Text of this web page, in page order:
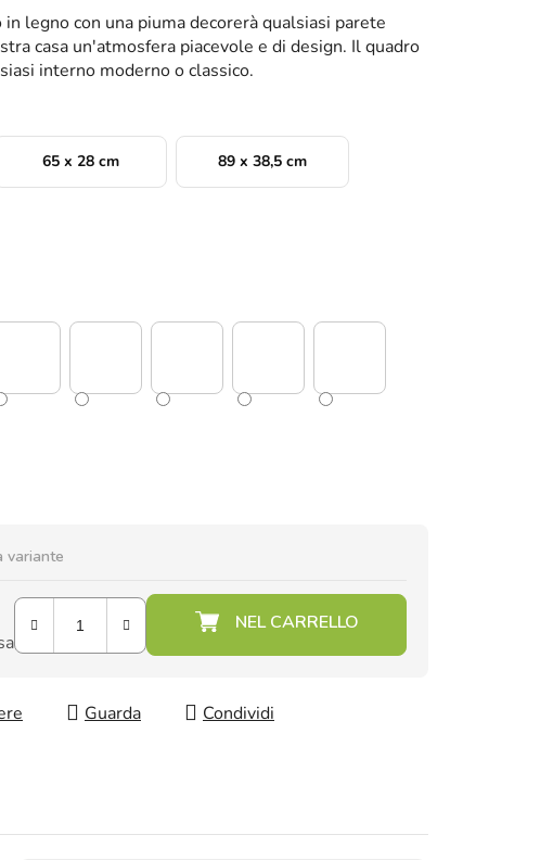
legno con una piuma decorerà qualsiasi parete
casa un'atmosfera piacevole e di design. Il quadro
interno moderno o classico.
65 x 28 cm 89 x 38,5 cm
variante
Guarda Condividi